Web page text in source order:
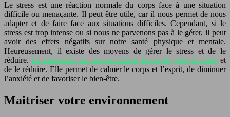
Le stress est une réaction normale du corps face à une situation
difficile ou menaçante. Il peut être utile, car il nous permet de nous
adapter et de faire face aux situations difficiles. Cependant, si le
stress est trop intense ou si nous ne parvenons pas à le gérer, il peut
avoir des effets négatifs sur notre santé physique et mentale.
Heureusement, il existe des moyens de gérer le stress et de le
réduire.La méditation est une excellente façon de gérer le stresset
de le réduire. Elle permet de calmer le corps et l’esprit, de diminuer
l’anxiété et de favoriser le bien-être.
Maitriser votre environnement